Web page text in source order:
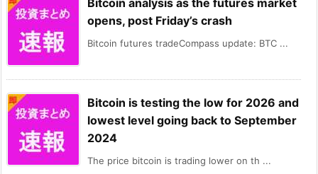
opens, post Friday’s crash
Bitcoin futures tradeCompass update: BTC ...
Bitcoin is testing the low for 2026 and
lowest level going back to September
2024
The price bitcoin is trading lower on th ...